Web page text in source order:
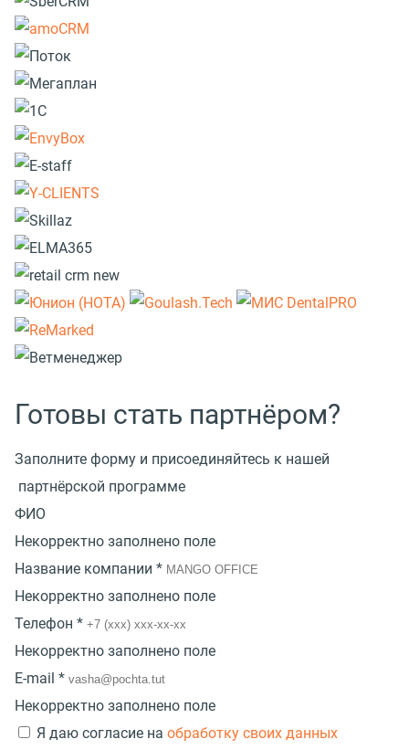
Готовы стать партнёром?
Заполните форму и присоединяйтесь к нашей
партнёрской программе
ФИО
Некорректно заполнено поле
Название компании *
Некорректно заполнено поле
Телефон *
Некорректно заполнено поле
E-mail *
Некорректно заполнено поле
Я даю согласие на обработку своих данных